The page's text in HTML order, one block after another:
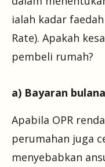
ialah kadar
Rate). Apakah
pembeli rumah?
a) Bayaran
Apabila OPR
perumahan juga
menyebabkan